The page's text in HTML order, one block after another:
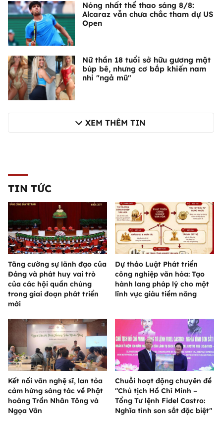
Nóng nhất thể thao sáng 8/8:
Alcaraz vẫn chưa chắc tham dự US
Open
Nữ thần 18 tuổi sở hữu gương mặt
búp bê, nhưng cơ bắp khiến nam
nhi "ngả mũ"
XEM THÊM TIN
TIN TỨC
Tăng cường sự lãnh đạo của
Đảng và phát huy vai trò
của các hội quần chúng
trong giai đoạn phát triển
mới
Dự thảo Luật Phát triển
công nghiệp văn hóa: Tạo
hành lang pháp lý cho một
lĩnh vực giàu tiềm năng
Kết nối văn nghệ sĩ, lan tỏa
cảm hứng sáng tác về Phật
hoàng Trần Nhân Tông và
Ngọa Vân
Chuỗi hoạt động chuyên đề
"Chủ tịch Hồ Chí Minh –
Tổng Tư lệnh Fidel Castro:
Nghĩa tình son sắt đặc biệt"